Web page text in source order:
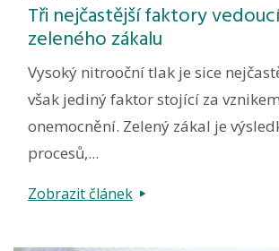
Tři nejčastější faktory
zeleného zákalu
Vysoký nitrooční tlak je sice
však jediný faktor stojící za vznikem
onemocnění. Zelený zákal je
procesů,...
Zobrazit článek